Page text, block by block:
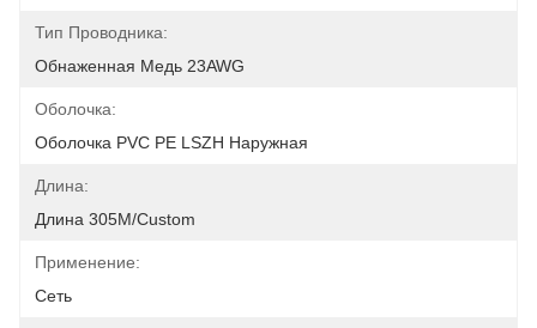
Тип Проводника:
Обнаженная Медь 23AWG
Оболочка:
Оболочка PVC PE LSZH Наружная
Длина:
Длина 305M/Custom
Применение:
Сеть